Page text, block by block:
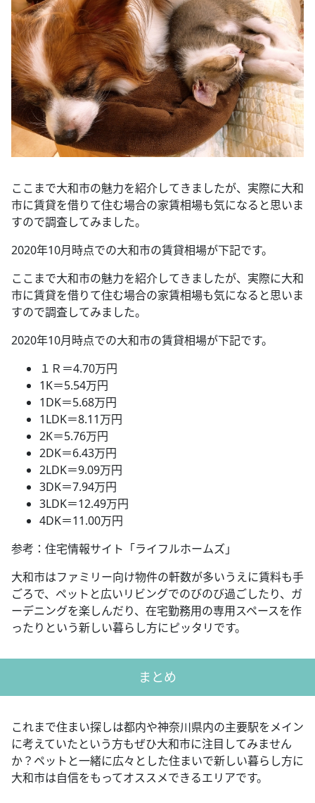
ここまで大和市の魅力を紹介してきましたが、実際に大和
市に賃貸を借りて住む場合の家賃相場も気になると思いま
すので調査してみました。
2020年10月時点での大和市の賃貸相場が下記です。
ここまで大和市の魅力を紹介してきましたが、実際に大和
市に賃貸を借りて住む場合の家賃相場も気になると思いま
すので調査してみました。
2020年10月時点での大和市の賃貸相場が下記です。
１Ｒ＝4.70万円
1K＝5.54万円
1DK＝5.68万円
1LDK＝8.11万円
2K＝5.76万円
2DK＝6.43万円
2LDK＝9.09万円
3DK＝7.94万円
3LDK＝12.49万円
4DK＝11.00万円
参考：住宅情報サイト「ライフルホームズ」
大和市はファミリー向け物件の軒数が多いうえに賃料も手
ごろで、ペットと広いリビングでのびのび過ごしたり、ガ
ーデニングを楽しんだり、在宅勤務用の専用スペースを作
ったりという新しい暮らし方にピッタリです。
まとめ
これまで住まい探しは都内や神奈川県内の主要駅をメイン
に考えていたという方もぜひ大和市に注目してみません
か？ペットと一緒に広々とした住まいで新しい暮らし方に
大和市は自信をもってオススメできるエリアです。